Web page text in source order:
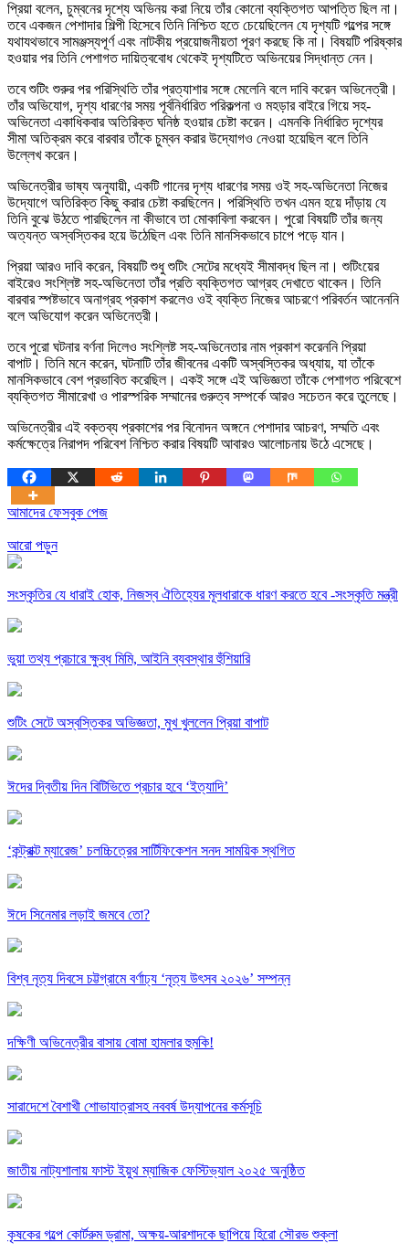
প্রিয়া বলেন, চুম্বনের দৃশ্যে অভিনয় করা নিয়ে তাঁর কোনো ব্যক্তিগত আপত্তি ছিল না।
তবে একজন পেশাদার শিল্পী হিসেবে তিনি নিশ্চিত হতে চেয়েছিলেন যে দৃশ্যটি গল্পের সঙ্গে
যথাযথভাবে সামঞ্জস্যপূর্ণ এবং নাটকীয় প্রয়োজনীয়তা পূরণ করছে কি না। বিষয়টি পরিষ্কার
হওয়ার পর তিনি পেশাগত দায়িত্ববোধ থেকেই দৃশ্যটিতে অভিনয়ের সিদ্ধান্ত নেন।
তবে শুটিং শুরুর পর পরিস্থিতি তাঁর প্রত্যাশার সঙ্গে মেলেনি বলে দাবি করেন অভিনেত্রী।
তাঁর অভিযোগ, দৃশ্য ধারণের সময় পূর্বনির্ধারিত পরিকল্পনা ও মহড়ার বাইরে গিয়ে সহ-
অভিনেতা একাধিকবার অতিরিক্ত ঘনিষ্ঠ হওয়ার চেষ্টা করেন। এমনকি নির্ধারিত দৃশ্যের
সীমা অতিক্রম করে বারবার তাঁকে চুম্বন করার উদ্যোগও নেওয়া হয়েছিল বলে তিনি
উল্লেখ করেন।
অভিনেত্রীর ভাষ্য অনুযায়ী, একটি গানের দৃশ্য ধারণের সময় ওই সহ-অভিনেতা নিজের
উদ্যোগে অতিরিক্ত কিছু করার চেষ্টা করছিলেন। পরিস্থিতি তখন এমন হয়ে দাঁড়ায় যে
তিনি বুঝে উঠতে পারছিলেন না কীভাবে তা মোকাবিলা করবেন। পুরো বিষয়টি তাঁর জন্য
অত্যন্ত অস্বস্তিকর হয়ে উঠেছিল এবং তিনি মানসিকভাবে চাপে পড়ে যান।
প্রিয়া আরও দাবি করেন, বিষয়টি শুধু শুটিং সেটের মধ্যেই সীমাবদ্ধ ছিল না। শুটিংয়ের
বাইরেও সংশ্লিষ্ট সহ-অভিনেতা তাঁর প্রতি ব্যক্তিগত আগ্রহ দেখাতে থাকেন। তিনি
বারবার স্পষ্টভাবে অনাগ্রহ প্রকাশ করলেও ওই ব্যক্তি নিজের আচরণে পরিবর্তন আনেননি
বলে অভিযোগ করেন অভিনেত্রী।
তবে পুরো ঘটনার বর্ণনা দিলেও সংশ্লিষ্ট সহ-অভিনেতার নাম প্রকাশ করেননি প্রিয়া
বাপাট। তিনি মনে করেন, ঘটনাটি তাঁর জীবনের একটি অস্বস্তিকর অধ্যায়, যা তাঁকে
মানসিকভাবে বেশ প্রভাবিত করেছিল। একই সঙ্গে এই অভিজ্ঞতা তাঁকে পেশাগত পরিবেশে
ব্যক্তিগত সীমারেখা ও পারস্পরিক সম্মানের গুরুত্ব সম্পর্কে আরও সচেতন করে তুলেছে।
অভিনেত্রীর এই বক্তব্য প্রকাশের পর বিনোদন অঙ্গনে পেশাদার আচরণ, সম্মতি এবং
কর্মক্ষেত্রে নিরাপদ পরিবেশ নিশ্চিত করার বিষয়টি আবারও আলোচনায় উঠে এসেছে।
আমাদের ফেসবুক পেজ
আরো পড়ুন
সংস্কৃতির যে ধারাই হোক, নিজস্ব ঐতিহ্যের মূলধারাকে ধারণ করতে হবে -সংস্কৃতি মন্ত্রী
ভুয়া তথ্য প্রচারে ক্ষুব্ধ মিমি, আইনি ব্যবস্থার হুঁশিয়ারি
শুটিং সেটে অস্বস্তিকর অভিজ্ঞতা, মুখ খুললেন প্রিয়া বাপাট
ঈদের দ্বিতীয় দিন বিটিভিতে প্রচার হবে ‘ইত্যাদি’
‘কন্ট্রাক্ট ম্যারেজ’ চলচ্চিত্রের সার্টিফিকেশন সনদ সাময়িক স্থগিত
ঈদে সিনেমার লড়াই জমবে তো?
বিশ্ব নৃত্য দিবসে চট্টগ্রামে বর্ণাঢ্য ‘নৃত্য উৎসব ২০২৬’ সম্পন্ন
দক্ষিণী অভিনেত্রীর বাসায় বোমা হামলার হুমকি!
সারাদেশে বৈশাখী শোভাযাত্রাসহ নববর্ষ উদ্‌যাপনের কর্মসূচি
জাতীয় নাট্যশালায় ফাস্ট ইয়ুথ ম্যাজিক ফেস্টিভ্যাল ২০২৫ অনুষ্ঠিত
কৃষকের গল্পে কোর্টরুম ড্রামা, অক্ষয়-আরশাদকে ছাপিয়ে হিরো সৌরভ শুক্লা